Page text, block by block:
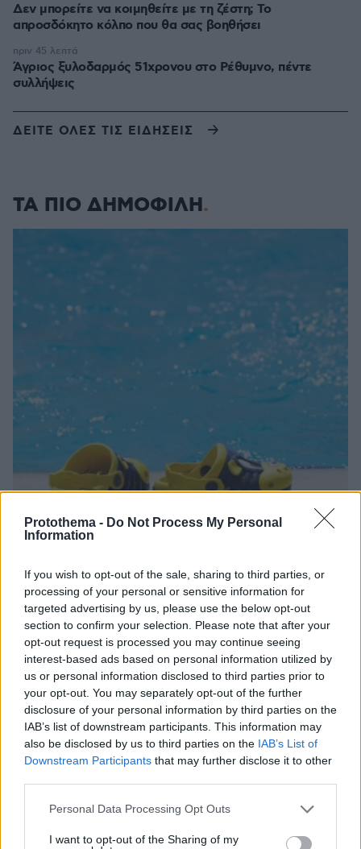
Protothema - Do Not Process My Personal
Information
If you wish to opt-out of the sale, sharing to third parties, or
processing of your personal or sensitive information for
targeted advertising by us, please use the below opt-out
section to confirm your selection. Please note that after your
opt-out request is processed you may continue seeing
interest-based ads based on personal information utilized by
us or personal information disclosed to third parties prior to
your opt-out. You may separately opt-out of the further
disclosure of your personal information by third parties on the
IAB’s list of downstream participants. This information may
also be disclosed by us to third parties on the IAB’s List of
Downstream Participants that may further disclose it to other
Please note that this website/app uses one or more Google
not limited to your visit or usage behaviour. You may click to
Personal Data Processing Opt Outs
I want to opt-out of the Sharing of my
Δεν μπορείτε να κοιμηθείτε με τη ζέστη; Το
απροσδόκητο κόλπο που θα σας βοηθήσει
Άγριος ξυλοδαρμός 51χρονου στο Ρέθυμνο, πέντε
συλλήψεις
πριν 45 λεπτά
ΔΕΙΤΕ ΟΛΕΣ ΤΙΣ ΕΙΔΗΣΕΙΣ
ΤΑ ΠΙΟ ΔΗΜΟΦΙΛΗ
Τραγωδία στην Πάρο: Πνίγηκε 4χρονος σε πισίνα
beach bar, βούτηξε ο μπάρμαν για να τον σώσει
08.08.2026, 19:36